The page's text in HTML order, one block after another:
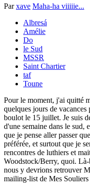
Parxave Maha-ha viiiiie...
Albresá
Amélie
Do
le Sud
MSSR
Saint Chartier
taf
Toune
Pour le moment, j'ai quitté
quelques jours de
boulot le 15 juillet. Je suis
d'une semaine dans le sud,
que je pense aller passer
préférée, et surtout que je
rencontres de luthiers et
Woodstock/Berry, quoi.
nous y devrions retrouver
mailing-list de Mes Souliers